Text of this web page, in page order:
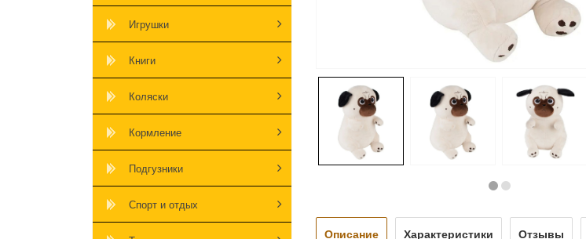
Игрушки
Книги
Коляски
Кормление
Подгузники
Спорт и отдых
Описание Характеристики Отзывы